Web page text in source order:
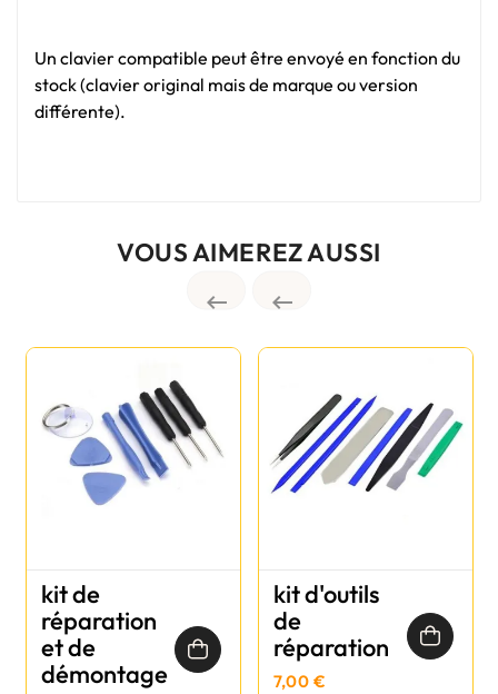
Un clavier compatible peut être envoyé en fonction du
stock (clavier original mais de marque ou version
différente).
VOUS AIMEREZ AUSSI
 
kit de
réparation
et de
démontage
kit d'outils
de
réparation
7,00 €